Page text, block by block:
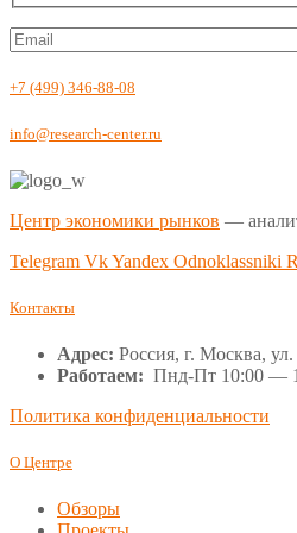
+7 (499) 346-88-08
info@research-center.ru
Центр экономики рынков —
Telegram VkYandex Odnoklassniki
Контакты
Адрес: Россия, г. Москва,
Работаем: Пнд-Пт 10:00 —
Политика конфиденциальности
О Центре
Обзоры